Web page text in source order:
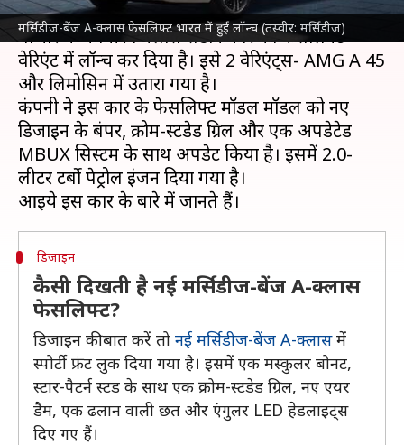
मर्सिडीज-बेंज A-क्लास फेसलिफ्ट भारत में हुई लॉन्च (तस्वीर: मर्सिडीज)
लग्जरी कारनिर्माता कंपनी मर्सिडीज-बेंजने भारतीय
बाजार में अपनी A-क्लास सेडान कार को फेसलिफ्ट
वेरिएंट में लॉन्च कर दिया है। इसे 2 वेरिएंट्स- AMG A 45
और लिमोसिन में उतारा गया है।
कंपनी ने इस कार के फेसलिफ्ट मॉडल मॉडल को नए
डिजाइन के बंपर, क्रोम-स्टडेड ग्रिल और एक अपडेटेड
MBUX सिस्टम के साथ अपडेट किया है। इसमें 2.0-
लीटर टर्बो पेट्रोल इंजन दिया गया है।
डिजाइन
कैसी दिखती है नई मर्सिडीज-बेंज A-क्लास
फेसलिफ्ट?
डिजाइन की बात करें तो नई मर्सिडीज-बेंज A-क्लासमें
स्पोर्टी फ्रंट लुक दिया गया है। इसमें एक मस्कुलर बोनट,
स्टार-पैटर्न स्टड के साथ एक क्रोम-स्टडेड ग्रिल, नए एयर
डैम, एक ढलान वाली छत और एंगुलर LED हेडलाइट्स
दिए गए हैं।